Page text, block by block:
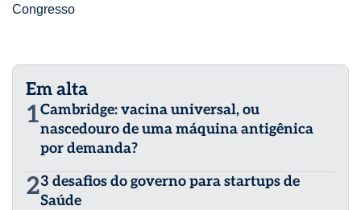
Congresso
Em alta
1Cambridge: vacina universal, ou
nascedouro de uma máquina antigênica
por demanda?
23 desafios do governo para startups de
Saúde